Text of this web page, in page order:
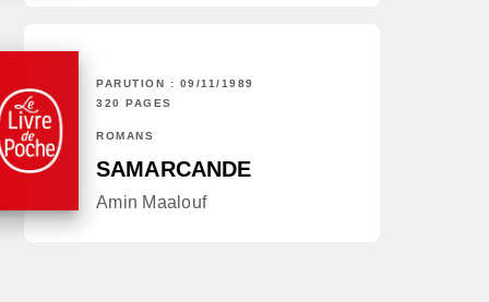
PARUTION : 09/11/1989
320 PAGES
ROMANS
SAMARCANDE
Amin Maalouf